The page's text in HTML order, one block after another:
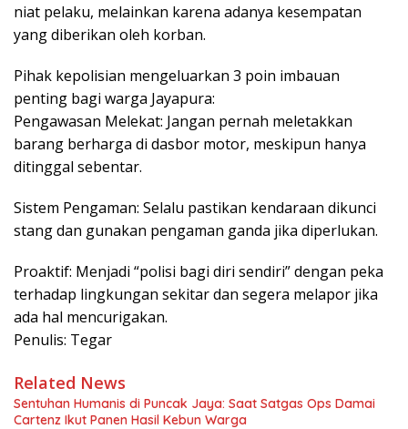
niat pelaku, melainkan karena adanya kesempatan
yang diberikan oleh korban.
Pihak kepolisian mengeluarkan 3 poin imbauan
penting bagi warga Jayapura:
Pengawasan Melekat: Jangan pernah meletakkan
barang berharga di dasbor motor, meskipun hanya
ditinggal sebentar.
Sistem Pengaman: Selalu pastikan kendaraan dikunci
stang dan gunakan pengaman ganda jika diperlukan.
Proaktif: Menjadi “polisi bagi diri sendiri” dengan peka
terhadap lingkungan sekitar dan segera melapor jika
ada hal mencurigakan.
Penulis: Tegar
Related News
Sentuhan Humanis di Puncak Jaya: Saat Satgas Ops Damai
Cartenz Ikut Panen Hasil Kebun Warga